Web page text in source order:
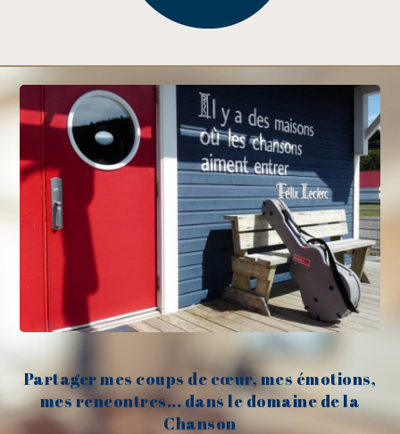
Partager mes coups de cœur, mes émotions,
mes rencontres... dans le domaine de la
Chanson